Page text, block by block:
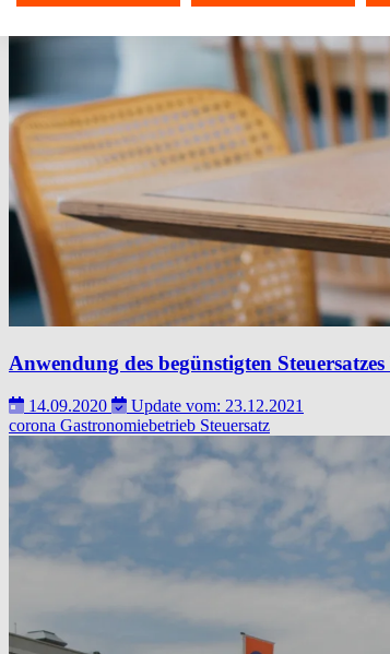
Anwendung des begünstigten
14.09.2020
Update vom: 23.12.2021
corona Gastronomiebetrieb Steuersatz